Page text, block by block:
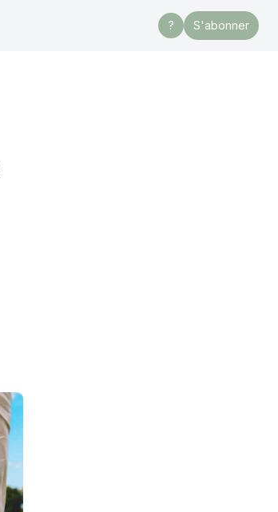
? S'abonner